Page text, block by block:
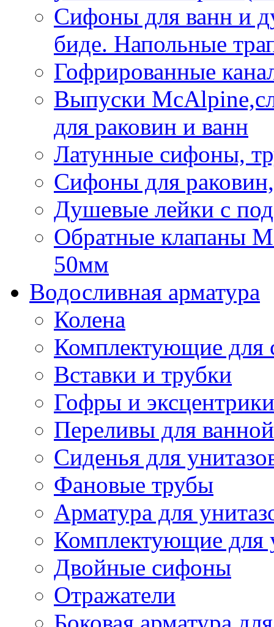
Сифоны для ванн и
биде. Напольные
Гофрированные
Выпуски
для раковин и ванн
Латунные сифоны,
Сифоны для
Душевые лейки с
Обратные клапаны
50мм
Водосливная арматура
Колена
Комплектующие для
Вставки и трубки
Гофры и эксцентрики
Переливы для ванной
Сиденья для
Фановые трубы
Арматура для
Комплектующие для
Двойные сифоны
Отражатели